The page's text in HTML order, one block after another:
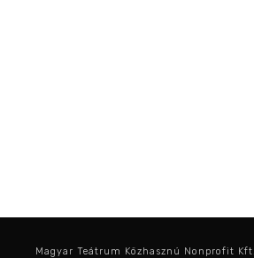
Magyar Teátrum Közhasznú Nonprofit